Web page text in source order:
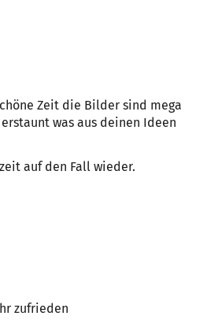
Zeit die Bilder sind mega
was aus deinen Ideen
auf den Fall wieder.
zufrieden